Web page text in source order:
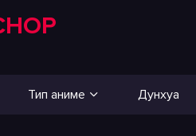
Тип аниме Дунхуа